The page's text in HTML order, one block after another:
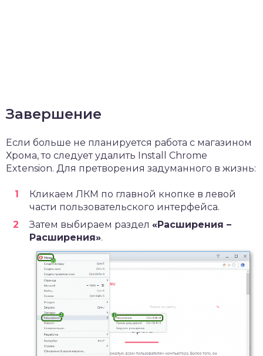
Завершение
Если больше не планируется работа с магазином
Хрома, то следует удалить Install Chrome
Extension. Для претворения задуманного в жизнь:
Кликаем ЛКМ по главной кнопке в левой
части пользовательского интерфейса.
Затем выбираем раздел «Расширения –
Расширения».